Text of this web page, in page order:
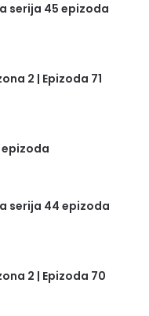
serija 45 epizoda
2 | Epizoda 71
epizoda
serija 44 epizoda
2 | Epizoda 70